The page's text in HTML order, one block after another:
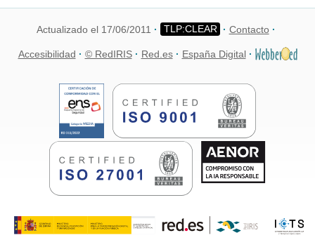
Actualizado el 17/06/2011 Contacto
Accesibilidad © RedIRIS Red.es España Digital